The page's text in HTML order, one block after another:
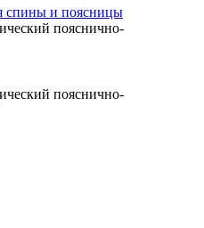
спины и поясницы
пояснично-
пояснично-